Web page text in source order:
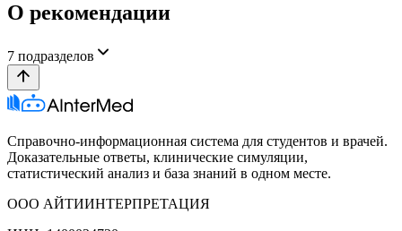
О рекомендации
7 подразделов
Справочно-информационная система для студентов и врачей.
Доказательные ответы, клинические симуляции,
статистический анализ и база знаний в одном месте.
ООО АЙТИИНТЕРПРЕТАЦИЯ